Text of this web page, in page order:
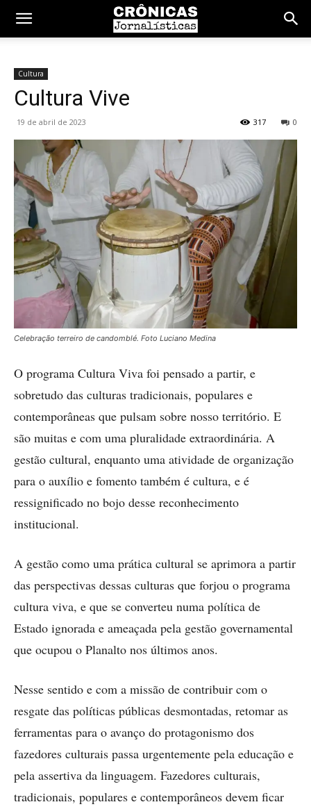
Cultura
Cultura Vive
19 de abril de 2023 0
317
Celebração terreiro de candomblé. Foto Luciano Medina
O programa Cultura Viva foi pensado a partir, e
sobretudo das culturas tradicionais, populares e
contemporâneas que pulsam sobre nosso território. E
são muitas e com uma pluralidade extraordinária. A
gestão cultural, enquanto uma atividade de organização
para o auxílio e fomento também é cultura, e é
ressignificado no bojo desse reconhecimento
institucional.
A gestão como uma prática cultural se aprimora a partir
das perspectivas dessas culturas que forjou o programa
cultura viva, e que se converteu numa política de
Estado ignorada e ameaçada pela gestão governamental
que ocupou o Planalto nos últimos anos.
Nesse sentido e com a missão de contribuir com o
resgate das políticas públicas desmontadas, retomar as
ferramentas para o avanço do protagonismo dos
fazedores culturais passa urgentemente pela educação e
pela assertiva da linguagem. Fazedores culturais,
tradicionais, populares e contemporâneos devem ficar